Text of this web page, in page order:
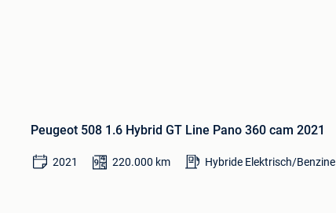
Peugeot 508 1.6 Hybrid GT Line Pano 360 cam 2021
2021 220.000 km Hybride Elektrisch/Benzine